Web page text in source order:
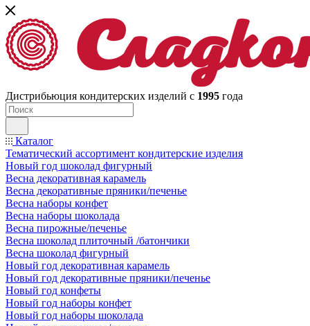
Дистрибьюция кондитерских изделий с 1995 года
Каталог
Тематический ассортимент кондитерские изделия
Новый год шоколад фигурный
Весна декоративная карамель
Весна декоративные пряники/печенье
Весна наборы конфет
Весна наборы шоколада
Весна пирожные/печенье
Весна шоколад плиточный /батончики
Весна шоколад фигурный
Новый год декоративная карамель
Новый год декоративные пряники/печенье
Новый год конфеты
Новый год наборы конфет
Новый год наборы шоколада